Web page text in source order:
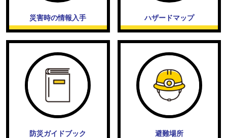
災害時の情報入手 ハザードマップ
防災ガイドブック 避難場所